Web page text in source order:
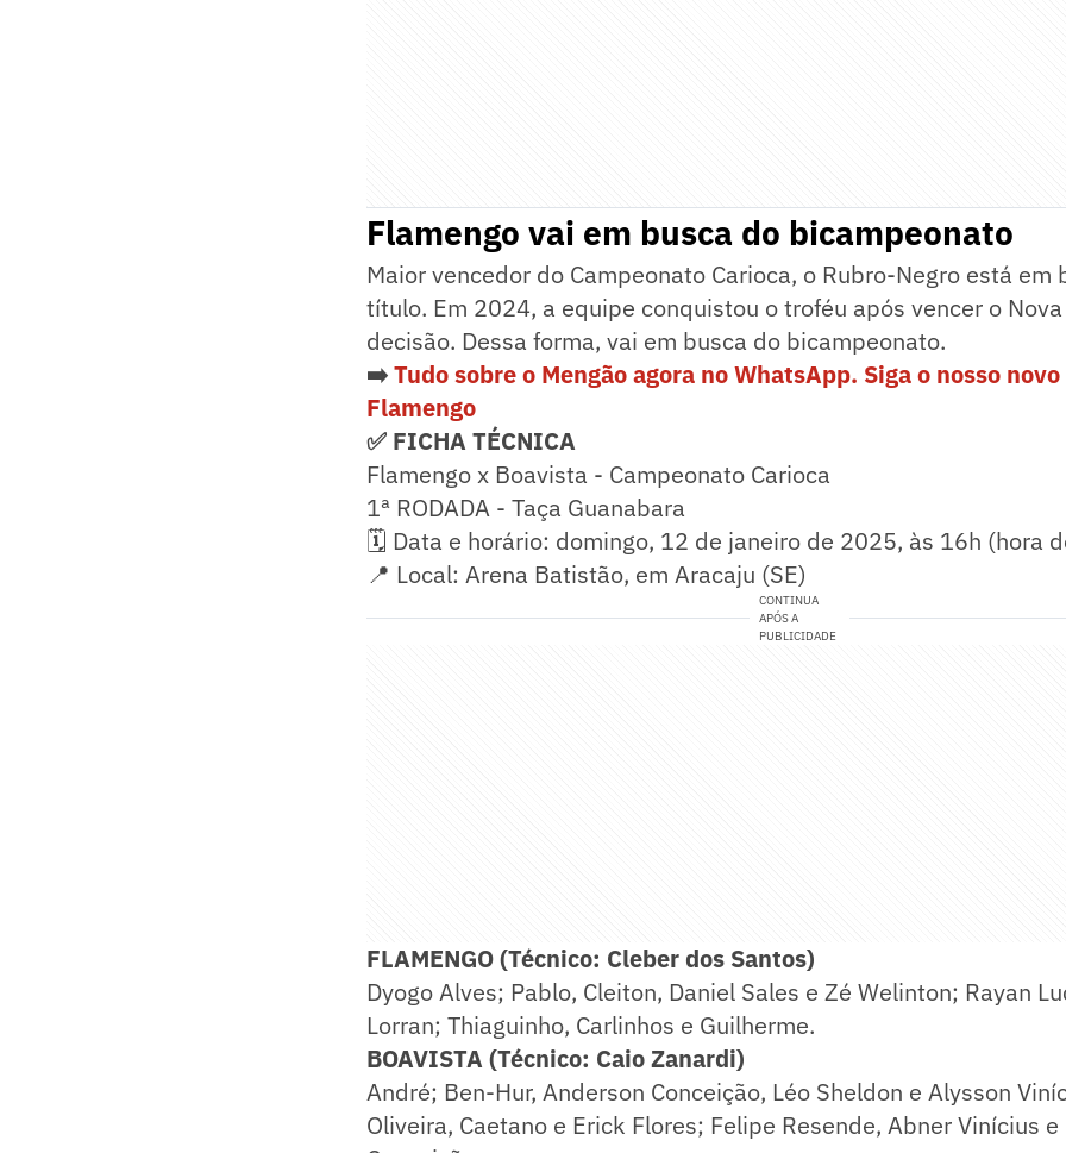
Flamengo vai em busca do bicampeonato
Maior vencedor do Campeonato Carioca, o Rubro-Negro está em
título. Em 2024, a equipe conquistou o troféu após vencer o
decisão. Dessa forma, vai em busca do bicampeonato.
➡️Tudo sobre o Mengão agora no WhatsApp. Siga o nosso
Flamengo
✅ FICHA TÉCNICA
Flamengo x Boavista - Campeonato Carioca
1ª RODADA - Taça Guanabara
🗓️ Data e horário: domingo, 12 de janeiro de 2025, às 16h (hora
📍 Local: Arena Batistão, em Aracaju (SE)
CONTINUA
APÓS A
PUBLICIDADE
FLAMENGO (Técnico: Cleber dos Santos)
Dyogo Alves; Pablo, Cleiton, Daniel Sales e Zé Welinton; Rayan
Lorran; Thiaguinho, Carlinhos e Guilherme.
BOAVISTA (Técnico: Caio Zanardi)
André; Ben-Hur, Anderson Conceição, Léo Sheldon e Alysson
Oliveira, Caetano e Erick Flores; Felipe Resende, Abner Vinícius